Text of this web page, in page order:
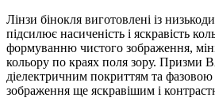
Лінзи бінокля виготовлені із
підсилює насиченість і яскравість
формуванню чистого зображення,
кольору по краях поля зору. Призми
діелектричним покриттям та
зображення ще яскравішим і